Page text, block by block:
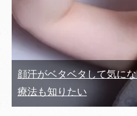
顔汗がベタベタして気に
療法も知りたい